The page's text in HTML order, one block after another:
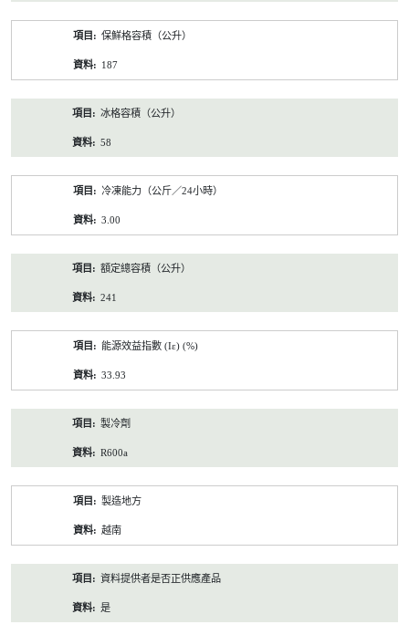
保鮮格容積（公升）
187
冰格容積（公升）
58
冷凍能力（公斤／24小時）
3.00
額定總容積（公升）
241
能源效益指數 (Iε) (%)
33.93
製冷劑
R600a
製造地方
越南
資料提供者是否正供應產品
是